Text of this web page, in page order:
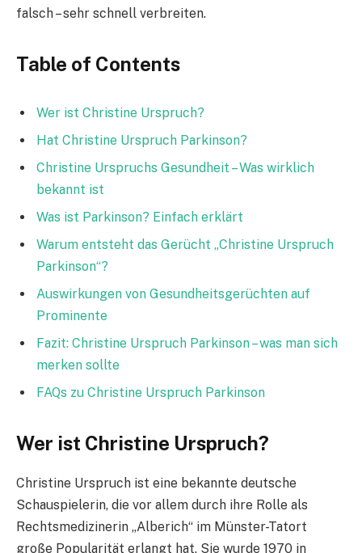
falsch – sehr schnell verbreiten.
Table of Contents
Wer ist Christine Urspruch?
Hat Christine Urspruch Parkinson?
Christine Urspruchs Gesundheit – Was wirklich
bekannt ist
Was ist Parkinson? Einfach erklärt
Warum entsteht das Gerücht „Christine Urspruch
Parkinson“?
Auswirkungen von Gesundheitsgerüchten auf
Prominente
Fazit: Christine Urspruch Parkinson – was man sich
merken sollte
FAQs zu Christine Urspruch Parkinson
Wer ist Christine Urspruch?
Christine Urspruch ist eine bekannte deutsche
Schauspielerin, die vor allem durch ihre Rolle als
Rechtsmedizinerin „Alberich“ im Münster-Tatort
große Popularität erlangt hat. Sie wurde 1970 in